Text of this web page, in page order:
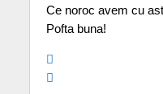
Ce noroc avem cu
Pofta buna!